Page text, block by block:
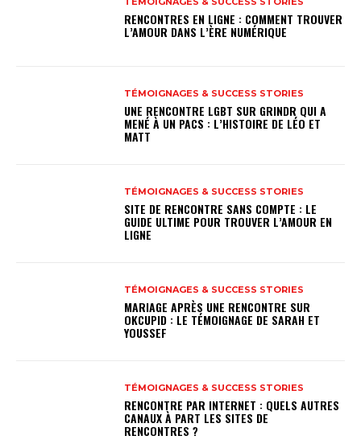
RENCONTRES EN LIGNE : COMMENT TROUVER
L’AMOUR DANS L’ÈRE NUMÉRIQUE
TÉMOIGNAGES & SUCCESS STORIES
UNE RENCONTRE LGBT SUR GRINDR QUI A
MENÉ À UN PACS : L’HISTOIRE DE LÉO ET
MATT
TÉMOIGNAGES & SUCCESS STORIES
SITE DE RENCONTRE SANS COMPTE : LE
GUIDE ULTIME POUR TROUVER L’AMOUR EN
LIGNE
TÉMOIGNAGES & SUCCESS STORIES
MARIAGE APRÈS UNE RENCONTRE SUR
OKCUPID : LE TÉMOIGNAGE DE SARAH ET
YOUSSEF
TÉMOIGNAGES & SUCCESS STORIES
RENCONTRE PAR INTERNET : QUELS AUTRES
CANAUX À PART LES SITES DE
RENCONTRES ?